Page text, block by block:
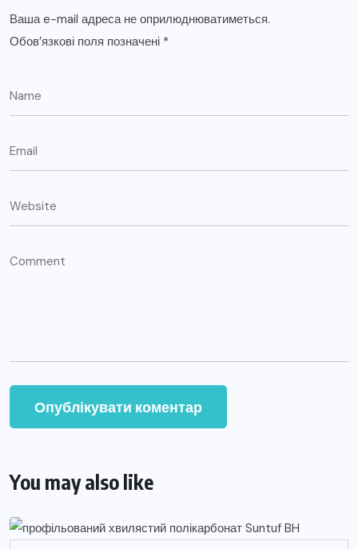
Ваша e-mail адреса не оприлюднюватиметься.
Обов’язкові поля позначені *
You may also like